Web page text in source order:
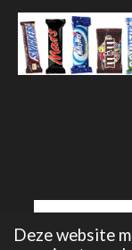
Deze website